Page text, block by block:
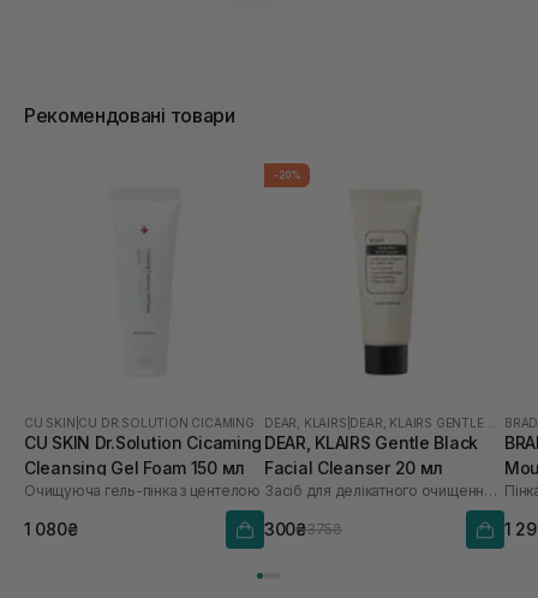
Рекомендовані товари
CU SKIN CU DR.SOLUTION CICAMING
CU SKIN Dr.Solution Cicaming
Cleansing Gel Foam 150 мл
Очищуюча гель-пінка з центелою
1 080₴
-20%
DEAR, KLAIRS
DEAR, KLAIRS Gentle Black
Facial Cleanser 20 мл
Засіб для делікатного очищення обличчя
300₴375₴ 1